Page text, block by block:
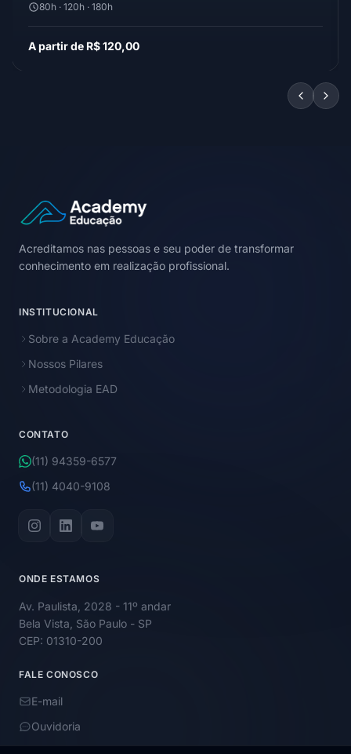
80h · 120h · 180h
A partir de R$ 120,00
Acreditamos nas pessoas e seu poder de transformar
conhecimento em realização profissional.
INSTITUCIONAL
Sobre a Academy Educação
Nossos Pilares
Metodologia EAD
CONTATO
(11) 94359-6577
(11) 4040-9108
ONDE ESTAMOS
Av. Paulista, 2028 - 11º andar
Bela Vista, São Paulo - SP
CEP: 01310-200
FALE CONOSCO
E-mail
Ouvidoria